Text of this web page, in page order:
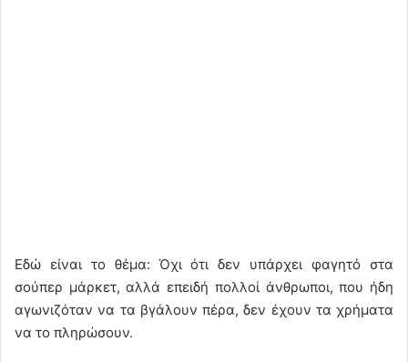
Εδώ είναι το θέμα: Όχι ότι δεν υπάρχει φαγητό στα
σούπερ μάρκετ, αλλά επειδή πολλοί άνθρωποι, που ήδη
αγωνιζόταν να τα βγάλουν πέρα, δεν έχουν τα χρήματα
να το πληρώσουν.